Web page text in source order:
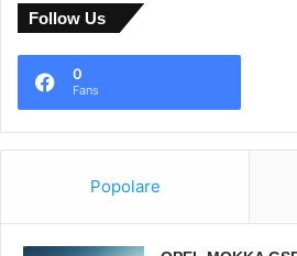
Follow Us
0
Fans
Popolare